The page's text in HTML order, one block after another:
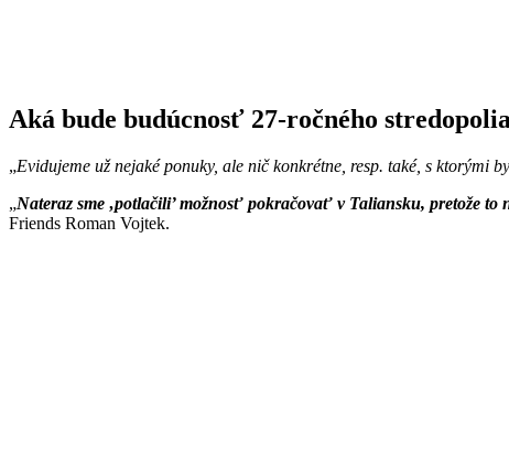
Aká bude budúcnosť 27-ročného
Evidujeme už nejaké ponuky, ale nič konkrétne, resp. také, s ktorými
Nateraz sme ‚potlačili’ možnosť pokračovať v Taliansku, pretože
Friends Roman Vojtek.